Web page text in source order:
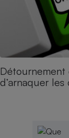
d’arnaquer